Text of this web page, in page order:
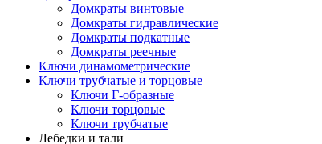
Домкраты винтовые
Домкраты гидравлические
Домкраты подкатные
Домкраты реечные
Ключи динамометрические
Ключи трубчатые и торцовые
Ключи Г-образные
Ключи торцовые
Ключи трубчатые
Лебедки и тали